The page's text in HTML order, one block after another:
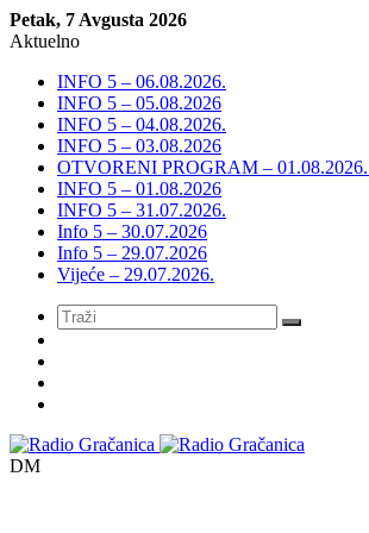
Petak, 7 Avgusta 2026
Aktuelno
INFO 5 – 06.08.2026.
INFO 5 – 05.08.2026
INFO 5 – 04.08.2026.
INFO 5 – 03.08.2026
OTVORENI PROGRAM –
INFO 5 – 01.08.2026
INFO 5 – 31.07.2026.
Info 5 – 30.07.2026
Info 5 – 29.07.2026
Vijeće – 29.07.2026.
Meni
DM